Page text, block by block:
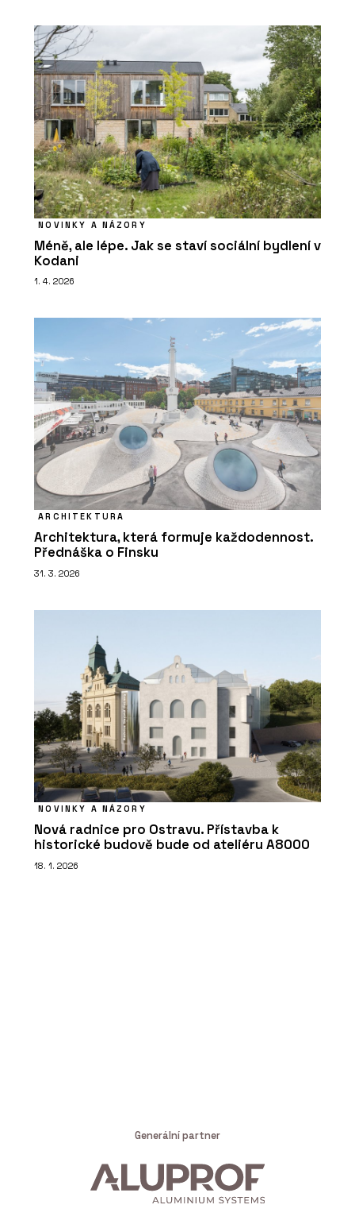
NOVINKY A NÁZORY
Méně, ale lépe. Jak se staví sociální bydlení v
Kodani
1. 4. 2026
ARCHITEKTURA
Architektura, která formuje každodennost.
Přednáška o Finsku
31. 3. 2026
NOVINKY A NÁZORY
Nová radnice pro Ostravu. Přístavba k
historické budově bude od ateliéru A8000
18. 1. 2026
Generální partner